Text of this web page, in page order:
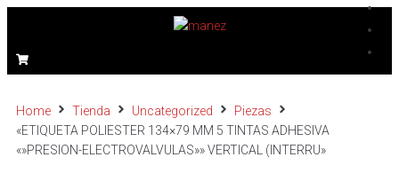
Home Tienda Uncategorized
Piezas
«ETIQUETA POLIESTER 134×79 MM 5 TINTAS ADHESIVA
«»PRESION-ELECTROVALVULAS»» VERTICAL (INTERRU»